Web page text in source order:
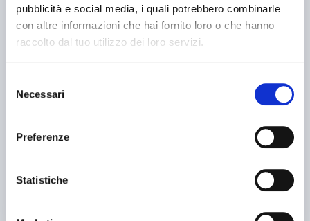
pubblicità e social media, i quali potrebbero combinarle
con altre informazioni che hai fornito loro o che hanno
raccolto dal tuo utilizzo dei loro servizi.
delNecessari
Preferenze
Statistiche
annuncio
TACCHI MT 400x1500
Torni paralleli
(TOP120) Altezza punte 400mm, distanza punte 1500mm, attacco
mandrino cam lock 11", foro mandrino 130mm, potenza 15cv, peso
🇮🇹 ARRIGHINI ALESSANDRO E C SNC